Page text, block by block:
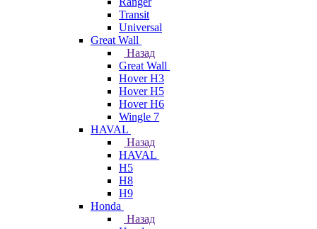
Transit
Universal
Great Wall
Назад
Great Wall
Hover H3
Hover H5
Hover H6
Wingle 7
HAVAL
Назад
HAVAL
H5
H8
H9
Honda
Назад